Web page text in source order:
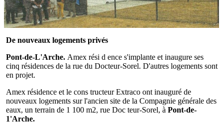
De nouveaux logements privés
Pont-de-L'Arche. Amex rési d ence s'implante et inaugure ses
cinq résidences de la rue du Docteur-Sorel. D'autres logements sont
en projet.
Amex résidence et le cons­ tructeur Extraco ont inauguré de
nouveaux logements sur l'ancien site de la Compagnie générale des
eaux, un terrain de 1 100 m2, rue Doc­ teur-Sorel, àPont-de-
1'Arche.